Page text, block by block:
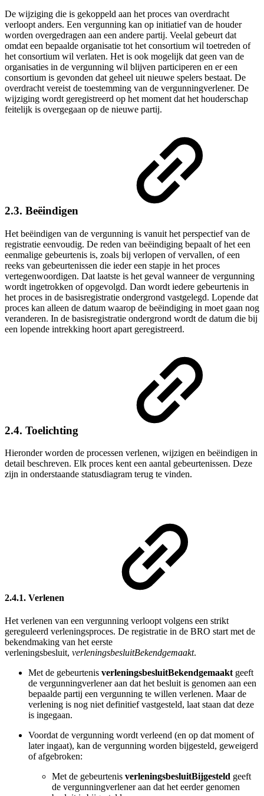
De wijziging die is gekoppeld aan het proces van overdracht
verloopt anders. Een vergunning kan op initiatief van de houder
worden overgedragen aan een andere partij. Veelal gebeurt dat
omdat een bepaalde organisatie tot het consortium wil toetreden of
het consortium wil verlaten. Het is ook mogelijk dat geen van de
organisaties in de vergunning wil blijven participeren en er een
consortium is gevonden dat geheel uit nieuwe spelers bestaat. De
overdracht vereist de toestemming van de vergunningverlener. De
wijziging wordt geregistreerd op het moment dat het houderschap
feitelijk is overgegaan op de nieuwe partij.
2.3. Beëindigen
Het beëindigen van de vergunning is vanuit het perspectief van de
registratie eenvoudig. De reden van beëindiging bepaalt of het een
eenmalige gebeurtenis is, zoals bij verlopen of vervallen, of een
reeks van gebeurtenissen die ieder een stapje in het proces
vertegenwoordigen. Dat laatste is het geval wanneer de vergunning
wordt ingetrokken of opgevolgd. Dan wordt iedere gebeurtenis in
het proces in de basisregistratie ondergrond vastgelegd. Lopende dat
proces kan alleen de datum waarop de beëindiging in moet gaan nog
veranderen. In de basisregistratie ondergrond wordt de datum die bij
een lopende intrekking hoort apart geregistreerd.
2.4. Toelichting
Hieronder worden de processen verlenen, wijzigen en beëindigen in
detail beschreven. Elk proces kent een aantal gebeurtenissen. Deze
zijn in onderstaande statusdiagram terug te vinden.
2.4.1. Verlenen
Het verlenen van een vergunning verloopt volgens een strikt
gereguleerd verleningsproces. De registratie in de BRO start met de
bekendmaking van het eerste
verleningsbesluit, verleningsbesluitBekendgemaakt.
Met de gebeurtenis verleningsbesluitBekendgemaakt geeft
de vergunningverlener aan dat het besluit is genomen aan een
bepaalde partij een vergunning te willen verlenen. Maar de
verlening is nog niet definitief vastgesteld, laat staan dat deze
is ingegaan.
Voordat de vergunning wordt verleend (en op dat moment of
later ingaat), kan de vergunning worden bijgesteld, geweigerd
of afgebroken:
Met de gebeurtenis verleningsbesluitBijgesteld geeft
de vergunningverlener aan dat het eerder genomen